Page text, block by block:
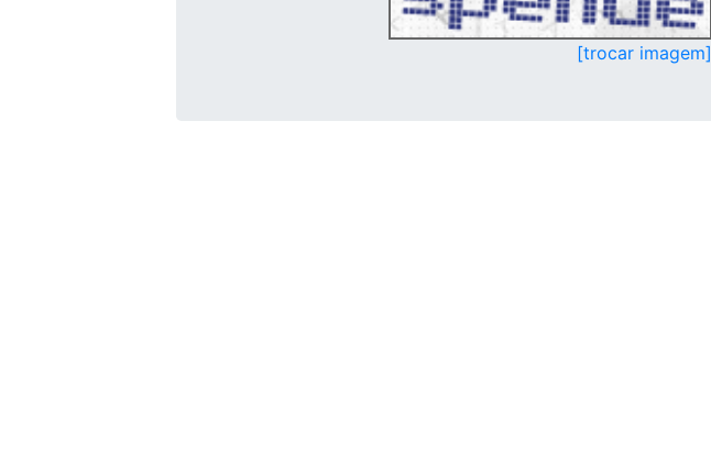
[trocar imagem]